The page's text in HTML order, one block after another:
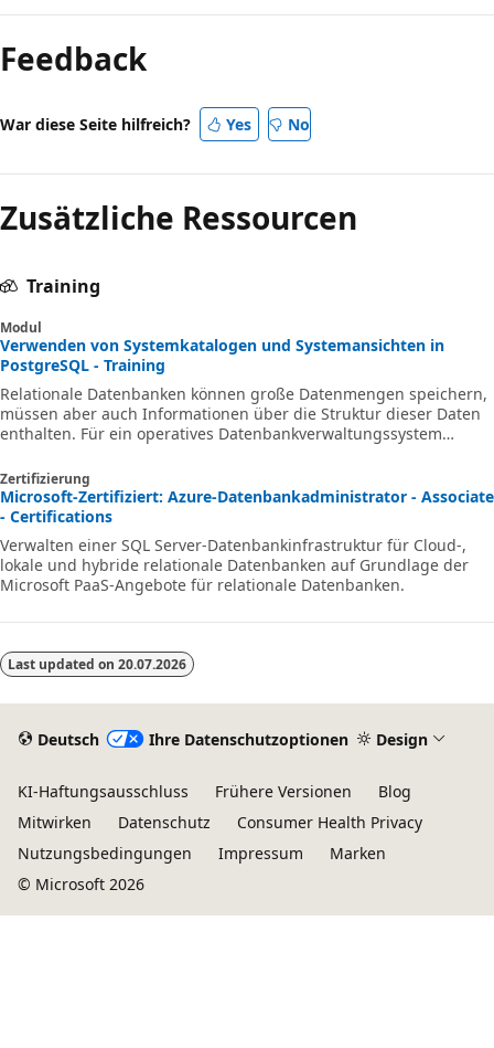
Feedback
War diese Seite hilfreich? Yes No
Zusätzliche Ressourcen
Training
Modul
Verwenden von Systemkatalogen und Systemansichten in
PostgreSQL - Training
Relationale Datenbanken können große Datenmengen speichern,
müssen aber auch Informationen über die Struktur dieser Daten
enthalten. Für ein operatives Datenbankverwaltungssystem
anderen Objekte, Sicherheit und Parallelität unter vielen anderen
Einstellungen und Metriken erforderlich. Diese Informationen
sind als Metadaten bekannt und werden in Systemkatalogen in
direkten Zugriff auf S
Zertifizierung
Microsoft-Zertifiziert: Azure-Datenbankadministrator - Associate
- Certifications
Verwalten einer SQL Server-Datenbankinfrastruktur für Cloud-,
lokale und hybride relationale Datenbanken auf Grundlage der
Microsoft PaaS-Angebote für relationale Datenbanken.
Last updated on 20.07.2026
Deutsch Ihre Datenschutzoptionen Design
KI-Haftungsausschluss Frühere Versionen
Blog
Mitwirken
Datenschutz
Consumer Health Privacy
Nutzungsbedingungen
Impressum
Marken
© Microsoft 2026